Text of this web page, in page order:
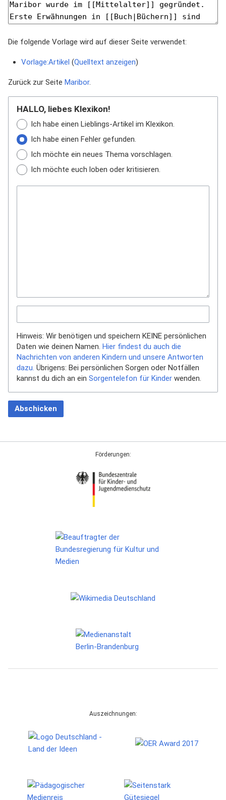
Die folgende Vorlage wird auf dieser Seite verwendet:
Vorlage:Artikel (Quelltext anzeigen)
Zurück zur Seite Maribor.
HALLO, liebes Klexikon!
Ich habe einen Lieblings-Artikel im Klexikon.
Ich habe einen Fehler gefunden.
Ich möchte ein neues Thema vorschlagen.
Ich möchte euch loben oder kritisieren.
Hinweis: Wir benötigen und speichern KEINE persönlichen
Daten wie deinen Namen. Hier findest du auch die
Nachrichten von anderen Kindern und unsere Antworten
dazu. Übrigens: Bei persönlichen Sorgen oder Notfällen
kannst du dich an ein Sorgentelefon für Kinder wenden.
Abschicken
Förderungen:
Auszeichnungen: